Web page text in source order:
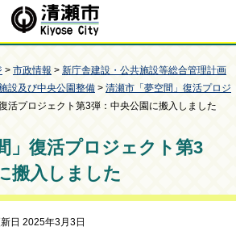
> 市政情報 > 新庁舎建設・公共施設等総合管理計画
設及び中央公園整備 > 清瀬市「夢空間」復活プロジ
活プロジェクト第3弾：中央公園に搬入しました
」復活プロジェクト第3
搬入しました
日 2025年3月3日